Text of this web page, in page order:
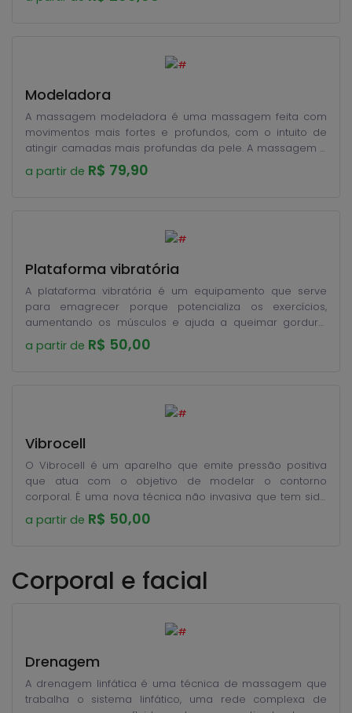
Modeladora
A massagem modeladora é uma massagem feita com
movimentos mais fortes e profundos, com o intuito de
atingir camadas mais profundas da pele. A massagem é
feita nas áreas do corpo onde a gordura se acumula, a
fim de atuar na diminuição de medidas, aumentando à
a partir de R$ 79,90
Plataforma vibratória
A plataforma vibratória é um equipamento que serve
para emagrecer porque potencializa os exercícios,
aumentando os músculos e ajuda a queimar gordura,
além de ter benefícios para os ossos e aumentar a
flexibilidade
a partir de R$ 50,00
Vibrocell
O Vibrocell é um aparelho que emite pressão positiva
que atua com o objetivo de modelar o contorno
corporal. É uma nova técnica não invasiva que tem sido
utilizada por muitos profissionais da área de estética do
mundo inteiro. É ótimo no tratamento da celulite e da
a partir de R$ 50,00
Corporal e facial
Drenagem
A drenagem linfática é uma técnica de massagem que
trabalha o sistema linfático, uma rede complexa de